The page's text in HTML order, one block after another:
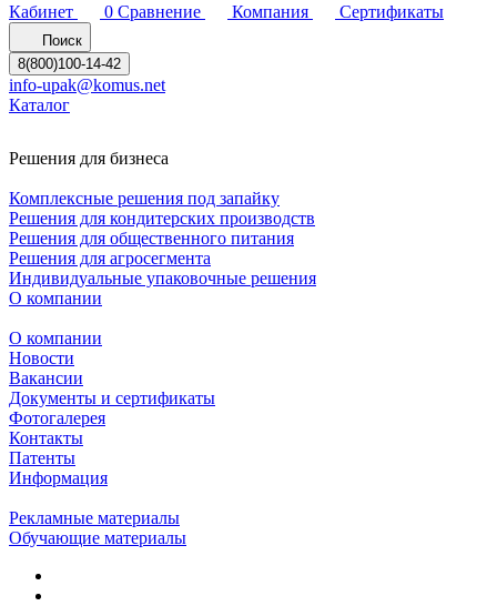
Кабинет
0 Сравнение Компания Сертификаты
Поиск
8(800)100-14-42
info-upak@komus.net
Каталог
Решения для бизнеса
Комплексные решения под запайку
Решения для кондитерских производств
Решения для общественного питания
Решения для агросегмента
Индивидуальные упаковочные решения
О компании
О компании
Новости
Вакансии
Документы и сертификаты
Фотогалерея
Контакты
Патенты
Информация
Рекламные материалы
Обучающие материалы